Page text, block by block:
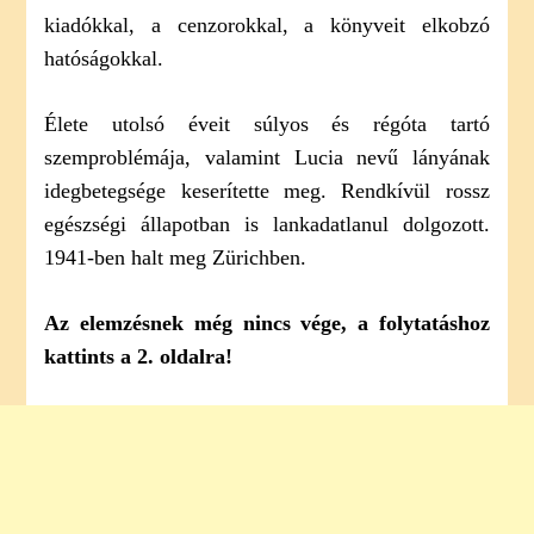
kiadókkal, a cenzorokkal, a könyveit elkobzó
hatóságokkal.
Élete utolsó éveit súlyos és régóta tartó
szemproblémája, valamint Lucia nevű lányának
idegbetegsége keserítette meg. Rendkívül rossz
egészségi állapotban is lankadatlanul dolgozott.
1941-ben halt meg Zürichben.
Az elemzésnek még nincs vége, a folytatáshoz
kattints a 2. oldalra!